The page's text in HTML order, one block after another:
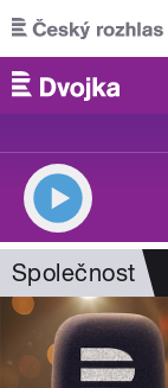
Přejít k hlavnímu
Společnost